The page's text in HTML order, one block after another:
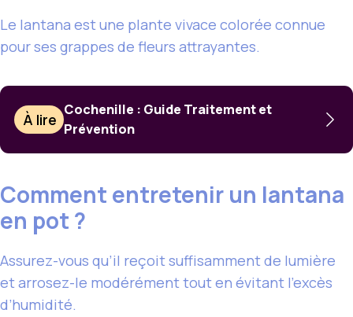
Le lantana est une plante vivace colorée connue
pour ses grappes de fleurs attrayantes.
À lire
Cochenille : Guide Traitement et
Prévention
Comment entretenir un lantana
en pot ?
Assurez-vous qu’il reçoit suffisamment de lumière
et arrosez-le modérément tout en évitant l’excès
d’humidité.